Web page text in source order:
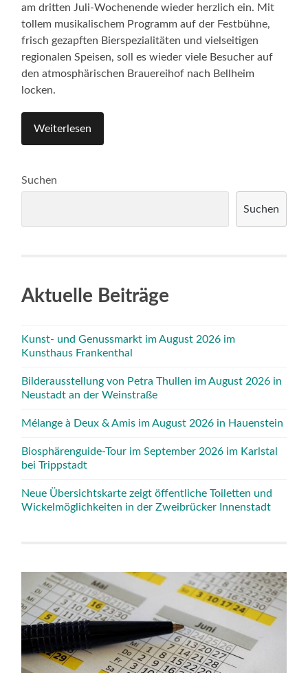
am dritten Juli-Wochenende wieder herzlich ein. Mit
tollem musikalischem Programm auf der Festbühne,
frisch gezapften Bierspezialitäten und vielseitigen
regionalen Speisen, soll es wieder viele Besucher auf
den atmosphärischen Brauereihof nach Bellheim
locken.
Weiterlesen
Suchen
Suchen
Aktuelle Beiträge
Kunst- und Genussmarkt im August 2026 im
Kunsthaus Frankenthal
Bilderausstellung von Petra Thullen im August 2026 in
Neustadt an der Weinstraße
Mélange à Deux & Amis im August 2026 in Hauenstein
Biosphärenguide-Tour im September 2026 im Karlstal
bei Trippstadt
Neue Übersichtskarte zeigt öffentliche Toiletten und
Wickelmöglichkeiten in der Zweibrücker Innenstadt